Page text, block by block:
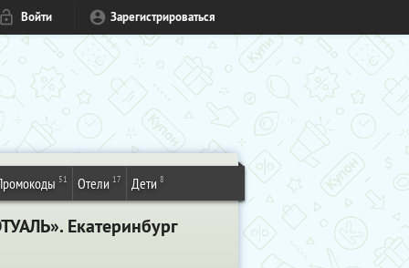
Войти Зарегистрироваться
51 Отели 17 Дети 8
Екатеринбург